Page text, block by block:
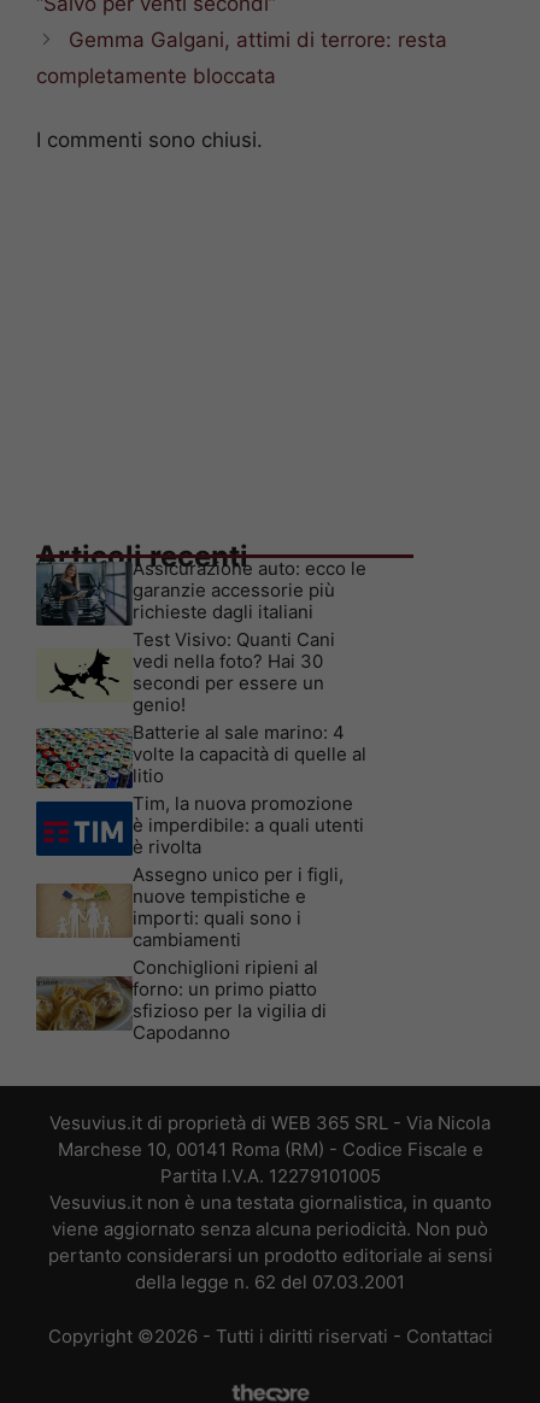
Gemma Galgani, attimi di terrore: resta
completamente bloccata
I commenti sono chiusi.
Articoli recenti
Assicurazione auto: ecco le
garanzie accessorie più
richieste dagli italiani
Test Visivo: Quanti Cani
vedi nella foto? Hai 30
secondi per essere un
genio!
Batterie al sale marino: 4
volte la capacità di quelle al
litio
Tim, la nuova promozione
è imperdibile: a quali utenti
è rivolta
Assegno unico per i figli,
nuove tempistiche e
importi: quali sono i
cambiamenti
Conchiglioni ripieni al
forno: un primo piatto
sfizioso per la vigilia di
Capodanno
Vesuvius.it di proprietà di WEB 365 SRL - Via Nicola
Marchese 10, 00141 Roma (RM) - Codice Fiscale e
Partita I.V.A. 12279101005
Vesuvius.it non è una testata giornalistica, in quanto
viene aggiornato senza alcuna periodicità. Non può
pertanto considerarsi un prodotto editoriale ai sensi
della legge n. 62 del 07.03.2001
Copyright ©2026 - Tutti i diritti riservati - Contattaci